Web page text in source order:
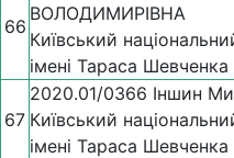
66
ВОЛОДИМИРІВНА
Київський
імені Тараса Шевченка
67
2020.01/0366 Іншин
Київський
імені Тараса Шевченка